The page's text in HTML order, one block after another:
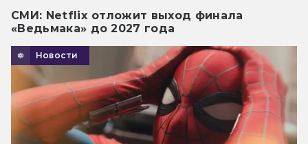
СМИ: Netflix отложит выход финала
«Ведьмака» до 2027 года
Новости